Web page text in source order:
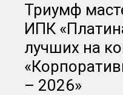
Триумф
ИПК
лучших на
– 2026»